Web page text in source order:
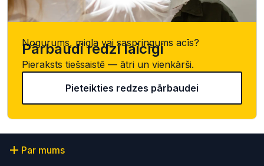
Nogurums, migla vai saspringums acīs?
Pārbaudi redzi laicīgi
Pieraksts tiešsaistē — ātri un vienkārši.
Pieteikties redzes pārbaudei
Par mums